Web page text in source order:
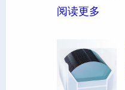
定
制
阅读更多
晶
向